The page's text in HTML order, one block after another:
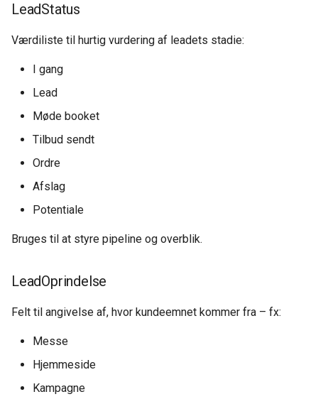
LeadStatus
Værdiliste til hurtig vurdering af leadets stadie:
I gang
Lead
Møde booket
Tilbud sendt
Ordre
Afslag
Potentiale
Bruges til at styre pipeline og overblik.
LeadOprindelse
Felt til angivelse af, hvor kundeemnet kommer fra – fx:
Messe
Hjemmeside
Kampagne